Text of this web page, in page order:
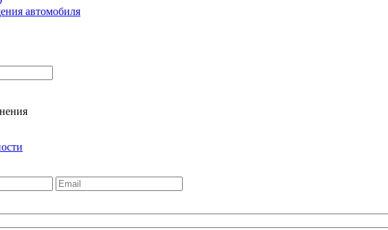
автомобиля